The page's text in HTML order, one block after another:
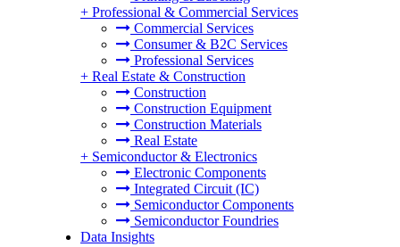
+ Professional & Commercial Services
Commercial Services
Consumer & B2C Services
Professional Services
+ Real Estate & Construction
Construction
Construction Equipment
Construction Materials
Real Estate
+ Semiconductor & Electronics
Electronic Components
Integrated Circuit (IC)
Semiconductor Components
Semiconductor Foundries
Data Insights